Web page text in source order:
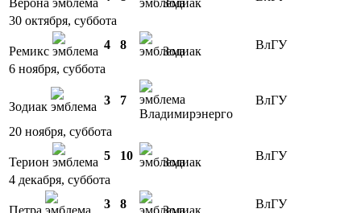
30 октября, суббота
Ремикс 4 8 Зодиак
ВлГУ
6 ноября, суббота
Зодиак 3
7
Владимирэнерго
ВлГУ
20 ноября, суббота
Терион 5 10 Зодиак
ВлГУ
4 декабря, суббота
Петра 3 8 Зодиак ВлГУ